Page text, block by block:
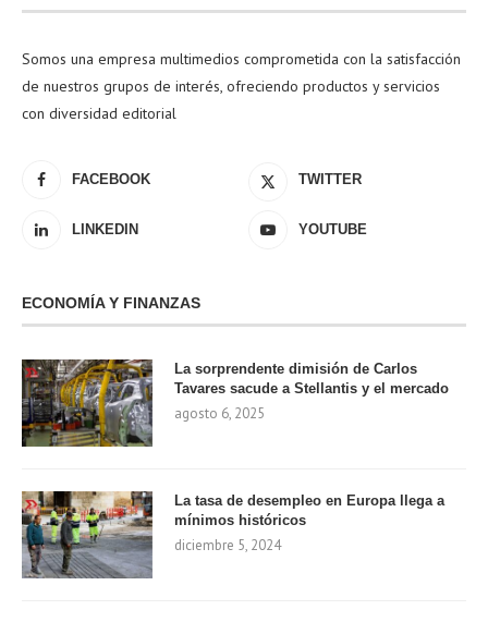
Somos una empresa multimedios comprometida con la satisfacción
de nuestros grupos de interés, ofreciendo productos y servicios
con diversidad editorial
FACEBOOK TWITTER
LINKEDIN YOUTUBE
ECONOMÍA Y FINANZAS
La sorprendente dimisión de Carlos
Tavares sacude a Stellantis y el mercado
agosto 6, 2025
La tasa de desempleo en Europa llega a
mínimos históricos
diciembre 5, 2024